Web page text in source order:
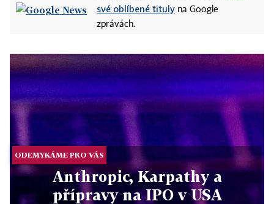
své oblíbené tituly na Google
zprávách.
ODEMYKÁME PRO VÁS
Anthropic, Karpathy a
přípravy na IPO v USA